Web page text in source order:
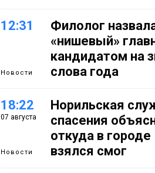
12:31
Новости
Филолог
«нишевый»
кандидатом на
слова года
18:22
07 августа
Новости
Норильская
спасения
откуда в городе
взялся смог